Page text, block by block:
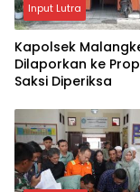
Input Lutra
Kapolsek
Dilaporkan ke
Saksi Diperiksa